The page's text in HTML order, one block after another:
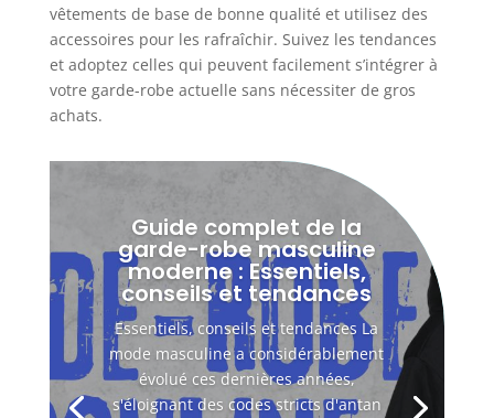
vêtements de base de bonne qualité et utilisez des
accessoires pour les rafraîchir. Suivez les tendances
et adoptez celles qui peuvent facilement s’intégrer à
votre garde-robe actuelle sans nécessiter de gros
achats.
Guide complet de la
garde-robe masculine
moderne : Essentiels,
conseils et tendances
Essentiels, conseils et tendances La
mode masculine a considérablement
évolué ces dernières années,
s'éloignant des codes stricts d'antan